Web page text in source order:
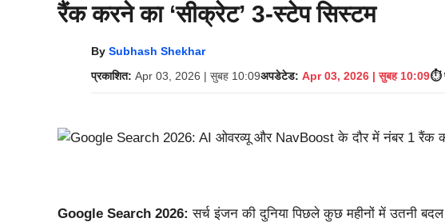
रैंक करने का ‘सीक्रेट’ 3-स्टेप सिस्टम
By Subhash Shekhar
प्रकाशित: Apr 03, 2026 | सुबह 10:09अपडेटेड: Apr 03, 2026 | सुबह 10:09⏱️
Google Search 2026:सर्च इंजन की दुनिया पिछले कुछ महीनों में उतनी